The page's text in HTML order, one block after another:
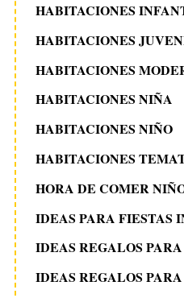
HABITACIONES
HABITACIONES
HABITACIONES
HABITACIONES NIÑA
HABITACIONES NIÑO
HABITACIONES
HORA DE COMER
IDEAS PARA FIESTAS
IDEAS REGALOS
IDEAS REGALOS